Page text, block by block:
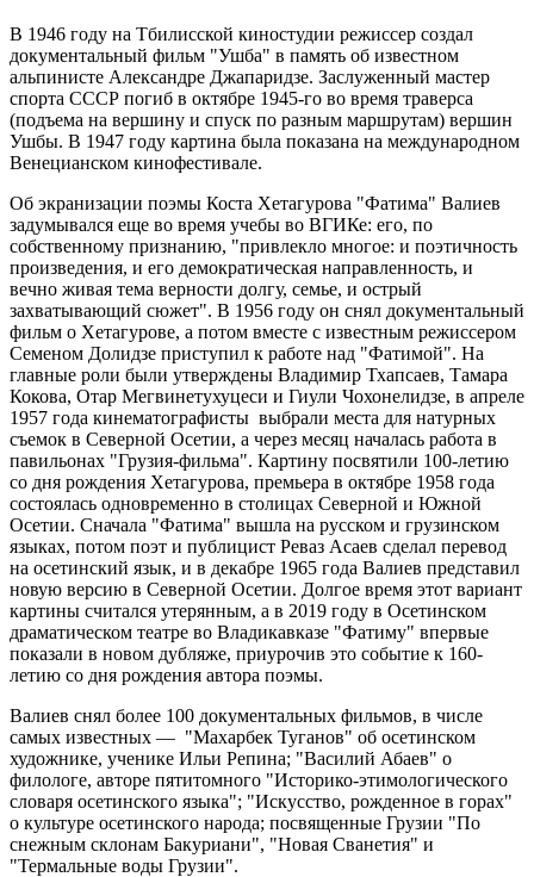
В 1946 году на Тбилисской киностудии режиссер создал
документальный фильм "Ушба" в память об известном
альпинисте Александре Джапаридзе. Заслуженный мастер
спорта СССР погиб в октябре 1945-го во время траверса
(подъема на вершину и спуск по разным маршрутам) вершин
Ушбы. В 1947 году картина была показана на международном
Венецианском кинофестивале.
Об экранизации поэмы Коста Хетагурова "Фатима" Валиев
задумывался еще во время учебы во ВГИКе: его, по
собственному признанию, "привлекло многое: и поэтичность
произведения, и его демократическая направленность, и
вечно живая тема верности долгу, семье, и острый
захватывающий сюжет". В 1956 году он снял документальный
фильм о Хетагурове, а потом вместе с известным режиссером
Семеном Долидзе приступил к работе над "Фатимой". На
главные роли были утверждены Владимир Тхапсаев, Тамара
Кокова, Отар Мегвинетухуцеси и Гиули Чохонелидзе, в апреле
1957 года кинематографисты выбрали места для натурных
съемок в Северной Осетии, а через месяц началась работа в
павильонах "Грузия-фильма". Картину посвятили 100-летию
со дня рождения Хетагурова, премьера в октябре 1958 года
состоялась одновременно в столицах Северной и Южной
Осетии. Сначала "Фатима" вышла на русском и грузинском
языках, потом поэт и публицист Реваз Асаев сделал перевод
на осетинский язык, и в декабре 1965 года Валиев представил
новую версию в Северной Осетии. Долгое время этот вариант
картины считался утерянным, а в 2019 году в Осетинском
драматическом театре во Владикавказе "Фатиму" впервые
показали в новом дубляже, приурочив это событие к 160-
летию со дня рождения автора поэмы.
Валиев снял более 100 документальных фильмов, в числе
самых известных — "Махарбек Туганов" об осетинском
художнике, ученике Ильи Репина; "Василий Абаев" о
филологе, авторе пятитомного "Историко-этимологического
словаря осетинского языка"; "Искусство, рожденное в горах"
о культуре осетинского народа; посвященные Грузии "По
снежным склонам Бакуриани", "Новая Сванетия" и
"Термальные воды Грузии".